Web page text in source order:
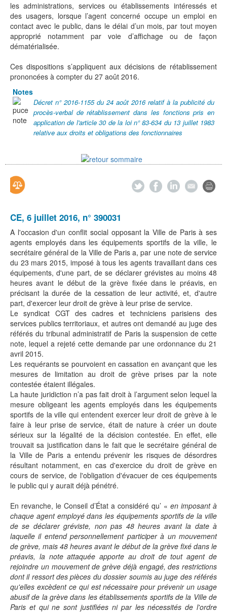
les administrations, services ou établissements intéressés et
des usagers, lorsque l’agent concerné occupe un emploi en
contact avec le public, dans le délai d’un mois, par tout moyen
approprié notamment par voie d’affichage ou de façon
dématérialisée.
Ces dispositions s’appliquent aux décisions de rétablissement
prononcées à compter du 27 août 2016.
Notes
Décret n° 2016-1155 du 24 août 2016 relatif à la publicité du
procès-verbal de rétablissement dans les fonctions pris en
application de l'article 30 de la loi n° 83-634 du 13 juillet 1983
relative aux droits et obligations des fonctionnaires
CE, 6 juillet 2016, n° 390031
A l'occasion d'un conflit social opposant la Ville de Paris à ses
agents employés dans les équipements sportifs de la ville, le
secrétaire général de la Ville de Paris a, par une note de service
du 23 mars 2015, imposé à tous les agents travaillant dans ces
équipements, d'une part, de se déclarer grévistes au moins 48
heures avant le début de la grève fixée dans le préavis, en
précisant la durée de la cessation de leur activité, et, d'autre
part, d'exercer leur droit de grève à leur prise de service.
Le syndicat CGT des cadres et techniciens parisiens des
services publics territoriaux, et autres ont demandé au juge des
référés du tribunal administratif de Paris la suspension de cette
note, lequel a rejeté cette demande par une ordonnance du 21
avril 2015.
Les requérants se pourvoient en cassation en avançant que les
mesures de limitation au droit de grève prises par la note
contestée étaient illégales.
La haute juridiction n’a pas fait droit à l’argument selon lequel la
mesure obligeant les agents employés dans les équipements
sportifs de la ville qui entendent exercer leur droit de grève à le
faire à leur prise de service, était de nature à créer un doute
sérieux sur la légalité de la décision contestée. En effet, elle
trouvait sa justification dans le fait que le secrétaire général de
la Ville de Paris a entendu prévenir les risques de désordres
résultant notamment, en cas d'exercice du droit de grève en
cours de service, de l'obligation d'évacuer de ces équipements
le public qui y aurait déjà pénétré.
En revanche, le Conseil d’État a considéré qu’ « en imposant à
chaque agent employé dans les équipements sportifs de la ville
de se déclarer gréviste, non pas 48 heures avant la date à
laquelle il entend personnellement participer à un mouvement
de grève, mais 48 heures avant le début de la grève fixé dans le
préavis, la note attaquée apporte au droit de tout agent de
rejoindre un mouvement de grève déjà engagé, des restrictions
dont il ressort des pièces du dossier soumis au juge des référés
qu'elles excèdent ce qui est nécessaire pour prévenir un usage
abusif de la grève dans les établissements sportifs de la Ville de
Paris et qui ne sont justifiées ni par les nécessités de l'ordre